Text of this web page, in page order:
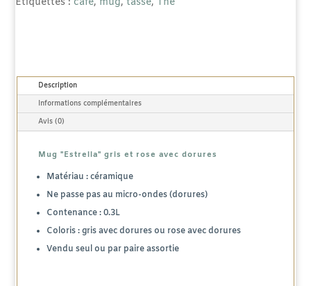
Description
Informations complémentaires
Avis (0)
Mug "Estrella" gris et rose avec dorures
Matériau : céramique
Ne passe pas au micro-ondes (dorures)
Contenance : 0.3L
Coloris : gris avec dorures ou rose avec dorures
Vendu seul ou par paire assortie